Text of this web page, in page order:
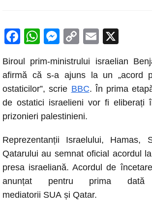
F
c
e
b
o
k
W
at
s
A
p
M
ss
e
n
g
C
p
y
Li
n
E
ail
Biroul prim-ministrului israelian
afirmă că s-a ajuns la un „acord
ostaticilor”, scrie BBC. În prima
de ostatici israelieni vor fi eliberați
prizonieri palestinieni.
Reprezentanții Israelului, Hamas,
Qatarului au semnat oficial acordul
presa israeliană. Acordul de
anunțat pentru prima
mediatorii SUA și Qatar.